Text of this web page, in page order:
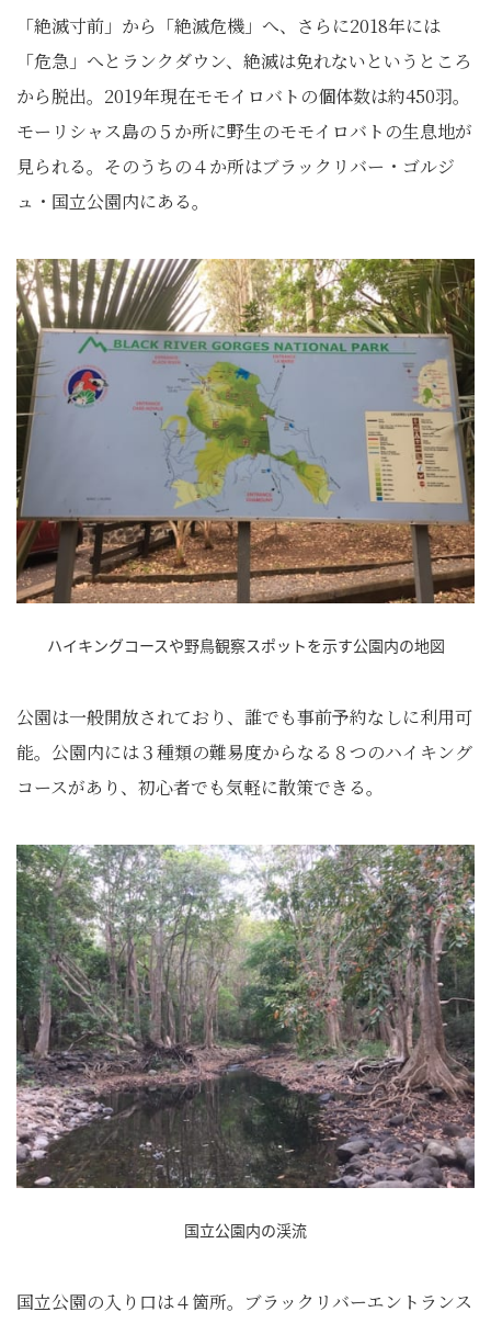
「絶滅寸前」から「絶滅危機」へ、さらに2018年には
「危急」へとランクダウン、絶滅は免れないというところ
から脱出。2019年現在モモイロバトの個体数は約450羽。
モーリシャス島の５か所に野生のモモイロバトの生息地が
見られる。そのうちの４か所はブラックリバー・ゴルジ
ュ・国立公園内にある。
ハイキングコースや野鳥観察スポットを示す公園内の地図
公園は一般開放されており、誰でも事前予約なしに利用可
能。公園内には３種類の難易度からなる８つのハイキング
コースがあり、初心者でも気軽に散策できる。
国立公園内の渓流
国立公園の入り口は４箇所。ブラックリバーエントランス